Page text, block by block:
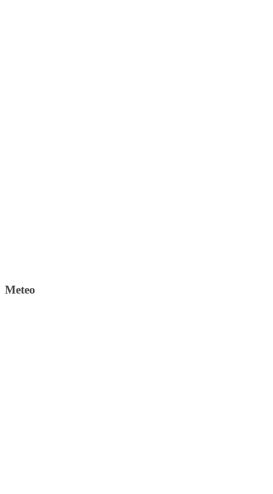
Meteo